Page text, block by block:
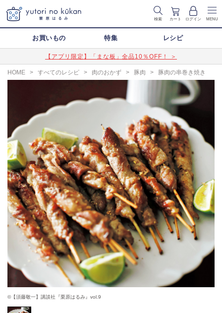
検索 カート ログイン MENU
お買いもの 特集 レシピ
【アプリ限定】「まな板」全品10％OFF！ ＞
HOME > すべてのレシピ > 肉のおかず > 豚肉 > 豚肉の串巻き焼き
©【須藤敬一】講談社『栗原はるみ』vol.9